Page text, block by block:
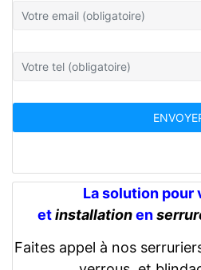
La solution pour
etinstallationen
Faites appel à nos